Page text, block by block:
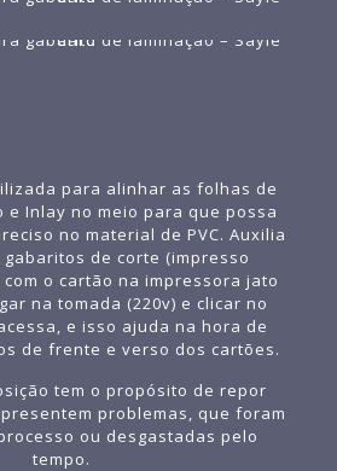
para alinhar as folhas de
e Inlay no meio para que possa
no material de PVC. Auxilia
de corte (impresso
o cartão na impressora jato
na tomada (220v) e clicar no
e isso ajuda na hora de
de frente e verso dos cartões.
tem o propósito de repor
problemas, que foram
ou desgastadas pelo
tempo.